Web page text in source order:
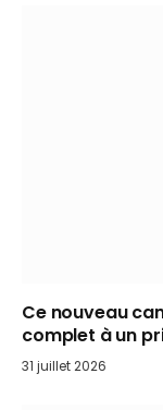
Ce nouveau
complet à un
31 juillet 2026